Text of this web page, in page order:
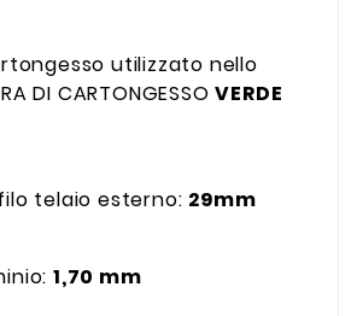
utilizzato nello
DI CARTONGESSOVERDE
telaio esterno: 29mm
1,70 mm